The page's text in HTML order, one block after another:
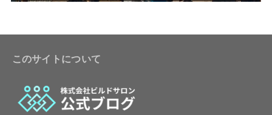
このサイトについて